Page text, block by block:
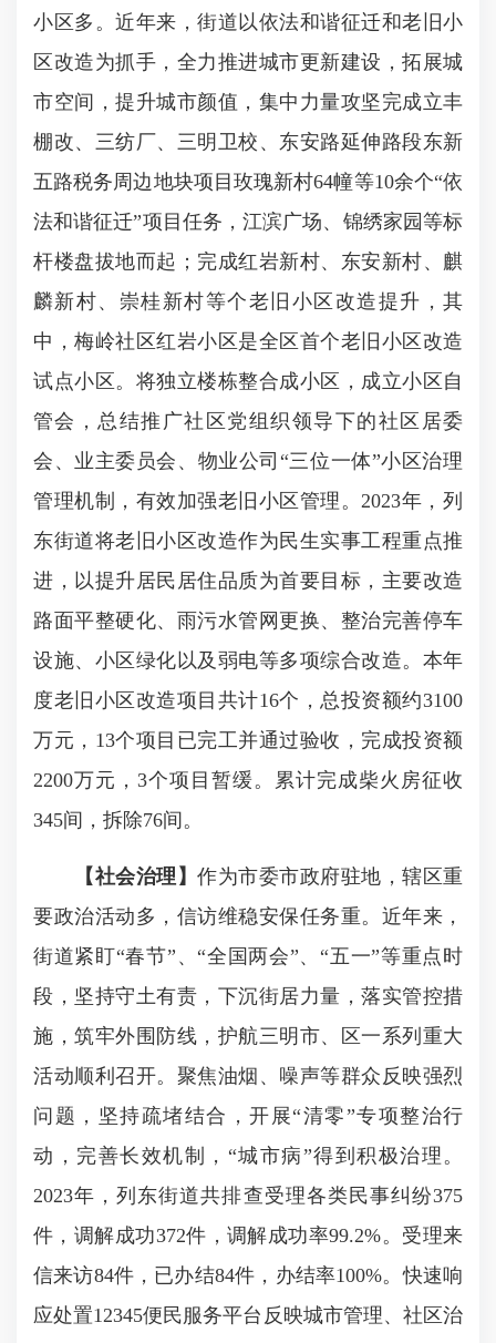
小区多。近年来，街道以依法和谐征迁和老旧小
区改造为抓手，全力推进城市更新建设，拓展城
市空间，提升城市颜值，集中力量攻坚完成立丰
棚改、三纺厂、三明卫校、东安路延伸路段东新
五路税务周边地块项目玫瑰新村64幢等10余个“依
法和谐征迁”项目任务，江滨广场、锦绣家园等标
杆楼盘拔地而起；完成红岩新村、东安新村、麒
麟新村、崇桂新村等个老旧小区改造提升，其
中，梅岭社区红岩小区是全区首个老旧小区改造
试点小区。将独立楼栋整合成小区，成立小区自
管会，总结推广社区党组织领导下的社区居委
会、业主委员会、物业公司“三位一体”小区治理
管理机制，有效加强老旧小区管理。2023年，列
东街道将老旧小区改造作为民生实事工程重点推
进，以提升居民居住品质为首要目标，主要改造
路面平整硬化、雨污水管网更换、整治完善停车
设施、小区绿化以及弱电等多项综合改造。本年
度老旧小区改造项目共计16个，总投资额约3100
万元，13个项目已完工并通过验收，完成投资额
2200万元，3个项目暂缓。累计完成柴火房征收
345间，拆除76间。
【社会治理】 作为市委市政府驻地，辖区重
要政治活动多，信访维稳安保任务重。近年来，
街道紧盯“春节”、“全国两会”、“五一”等重点时
段，坚持守土有责，下沉街居力量，落实管控措
施，筑牢外围防线，护航三明市、区一系列重大
活动顺利召开。聚焦油烟、噪声等群众反映强烈
问题，坚持疏堵结合，开展“清零”专项整治行
动，完善长效机制，“城市病”得到积极治理。
2023年，列东街道共排查受理各类民事纠纷375
件，调解成功372件，调解成功率99.2%。受理来
信来访84件，已办结84件，办结率100%。快速响
应处置12345便民服务平台反映城市管理、社区治